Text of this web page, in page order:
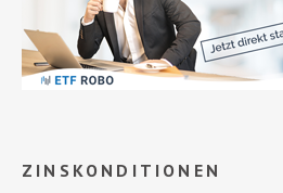
ZINSKONDITIONEN